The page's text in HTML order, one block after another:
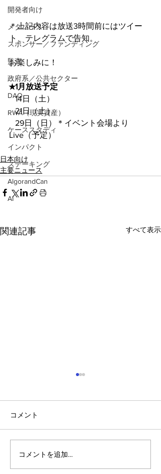
開発者向け
メタバース
スポンサー／ファンディング
監査
政府系／公共セクター
DAO
RWA（現実資産）
ケーススタディ
インパクト
ステーキング
AlgorandCan
AI
＊上記内容は放送3時間前にはツイー
ト、テレグラムで告知。
お楽しみに！
★1月放送予定
   14日（土）
   21日（土）
Live（予定）
日本向け
主要ニュース
関連記事 すべて表示
アルゴランドのポスト量
子暗号（PQC）ロードマ
コメント
コメントを追加…